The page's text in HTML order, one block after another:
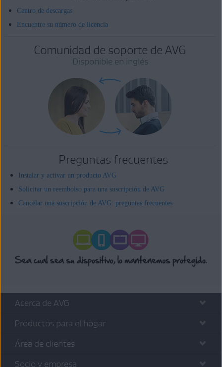
Centro de descargas
Encuentre su número de licencia
Comunidad de soporte de AVG
Disponible en inglés
Preguntas frecuentes
Instalar y activar un producto AVG
Solicitar un reembolso para una suscripción de AVG
Cancelar una suscripción de AVG: preguntas frecuentes
Acerca de AVG
Productos para el hogar
Área de clientes
Socio y empresa